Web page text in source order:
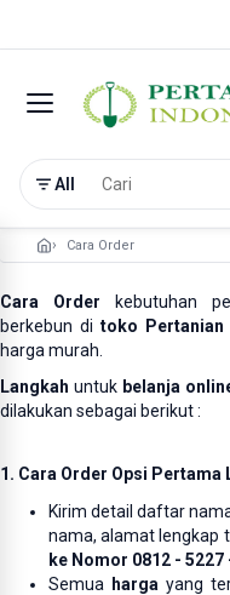
All
Cara Order
Cara Order kebutuhan
berkebun di toko Pertanian
harga murah.
Langkah untuk belanja
dilakukan sebagai berikut :
1. Cara Order Opsi Pertama
Kirim detail daftar
nama, alamat lengkap
ke Nomor 0812 - 5227
Semua harga yang